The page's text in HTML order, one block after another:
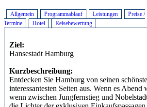
Allgemein Programmablauf Leistungen
Preise /
Termine
Hotel Reisebewertung
Ziel:
Hansestadt Hamburg
Kurzbeschreibung:
Entdecken Sie Hamburg von seinen
interessantesten Seiten aus. Wenn es
wenn zwischen Jungfernstieg und